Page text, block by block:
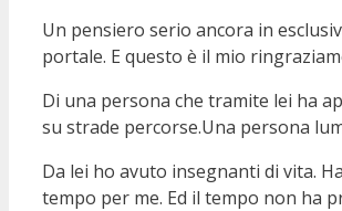
Un pensiero serio ancora in
portale. E questo è il mio
Di una persona che tramite lei ha
su strade percorse.Una persona
Da lei ho avuto insegnanti di vita.
tempo per me. Ed il tempo non ha